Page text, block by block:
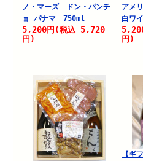
ノ・マーズ ドン・パンチ
ョ パナマ 750ml
5,200円 (税込 5,720
円)
アメ
白ワ
円)
【ギ